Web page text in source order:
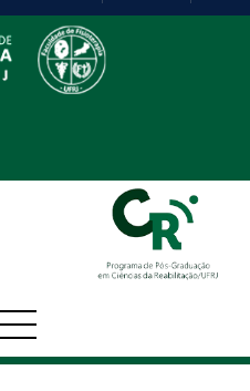
PARA
O
CONTEÚDO